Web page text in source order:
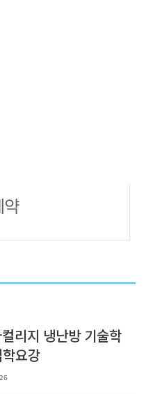
리지 냉난방 기술학
요강